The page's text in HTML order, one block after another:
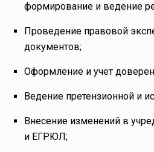
формирование и ведение
Проведение правовой
документов;
Оформление и учет
Ведение претензионной и
Внесение изменений в
и ЕГРЮЛ;